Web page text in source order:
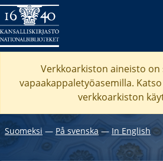
Verkkoarkiston aineisto on
vapaakappaletyöasemilla. Katso
verkkoarkiston
Suomeksi ― På svenska― In English